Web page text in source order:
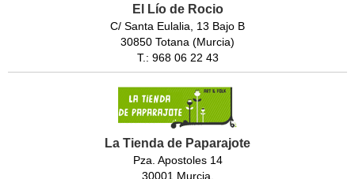
El Lío de Rocio
C/ Santa Eulalia, 13 Bajo B
30850 Totana (Murcia)
T.: 968 06 22 43
La Tienda de Paparajote
Pza. Apostoles 14
30001 Murcia.